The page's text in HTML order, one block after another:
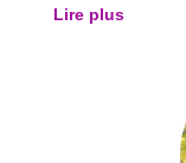
notre randonnée
Lire plus